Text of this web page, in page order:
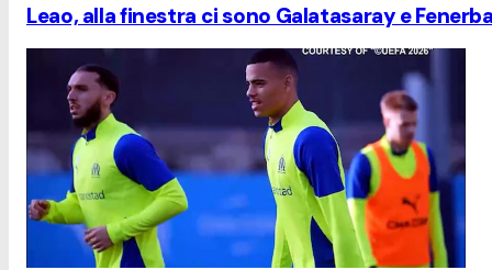
Leao, alla finestra ci sono Galatasaray e